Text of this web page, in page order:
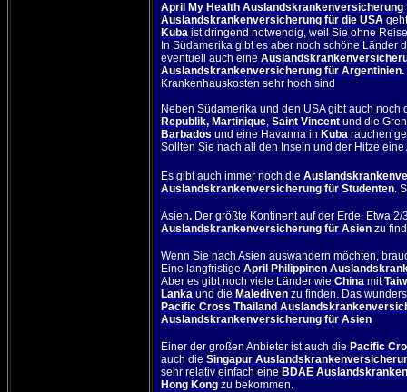
April My Health
Auslandskrankenversicherung für die USA
Kuba ist dringend notwendig, weil Sie ohne
In Südamerika gibt es aber noch schöne Länder
eventuell auch eine
Auslandskrankenversicherung für Argentinien.
Krankenhauskosten sehr hoch sind
Neben Südamerika und den USA gibt auch
Republik, Martinique,Saint Vincent und die
Barbados und eine Havanna in Kuba rauchen
Sollten Sie nach all den Inseln und der Hitze
Es gibt auch immer noch die
Auslandskrankenversicherung für Studenten.
Asien. Der größte Kontinent auf der Erde. Etwa
Auslandskrankenversicherung für Asien zu
Wenn Sie nach Asien auswandern möchten,
Eine langfristigeApril Philippinen
Aber es gibt noch viele Länder wieChina mit
Lanka und die Malediven zu finden. Das
Pacific Cross Thailand
Auslandskrankenversicherung für Asien
Einer der großen Anbieter ist auch die Pacific
auch die Singapur
sehr relativ einfach eine BDAE
Hong Kong zu bekommen.